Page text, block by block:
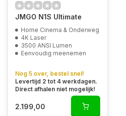
JMGO N1S Ultimate
Home Cinema & Onderweg
4K Laser
3500 ANSI Lumen
Eenvoudig meenemen
Nog 5 over, bestel snel!
Levertijd 2 tot 4 werkdagen.
Direct afhalen niet mogelijk!
2.199,00